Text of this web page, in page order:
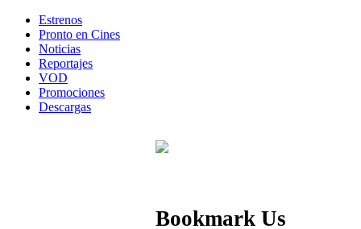
Estrenos
Pronto en Cines
Noticias
Reportajes
VOD
Promociones
Descargas
Bookmark Us